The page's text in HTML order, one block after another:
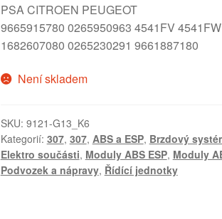
PSA CITROEN PEUGEOT
9665915780 0265950963 4541FV 4541FW
1682607080 0265230291 9661887180
Není skladem
SKU: 9121-G13_K6
Kategorií: 307, 307, ABS a ESP, Brzdový
Elektro součásti, Moduly ABS ESP, Moduly
Podvozek a nápravy, Řídící jednotky